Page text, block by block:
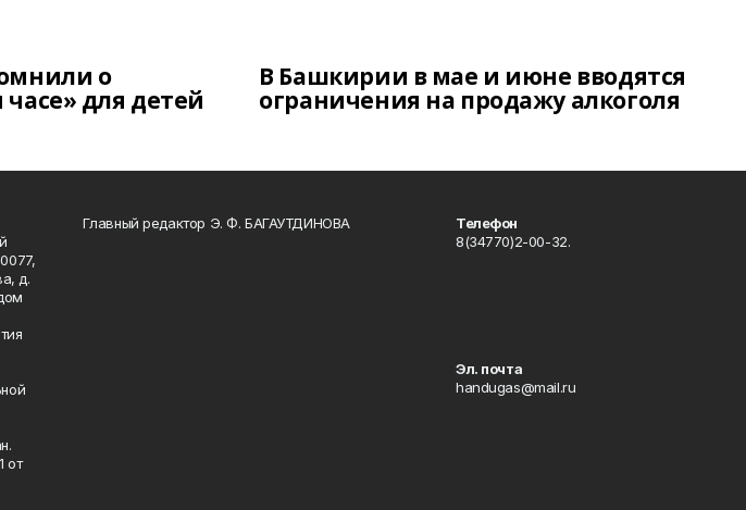
о
для детей
В Башкирии в мае и июне вводятся
ограничения на продажу алкоголя
д.
от
Главный редактор Э. Ф. БАГАУТДИНОВА
Телефон
8(34770)2-00-32.
Эл. почта
handugas@mail.ru